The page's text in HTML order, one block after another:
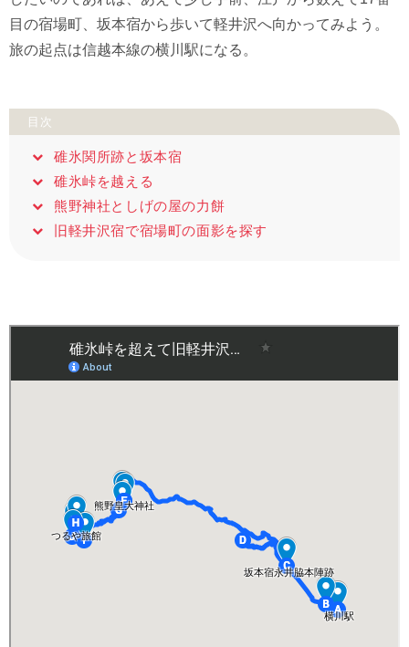
目の宿場町、坂本宿から歩いて軽井沢へ向かってみよう。
旅の起点は信越本線の横川駅になる。
目次
碓氷関所跡と坂本宿
碓氷峠を越える
熊野神社としげの屋の力餅
旧軽井沢宿で宿場町の面影を探す